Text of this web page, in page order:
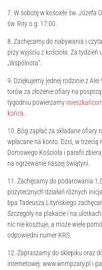
7. W sobotę w kościele św. Józefa
św. Rity o g. 17:00.
8. Zachęcamy do nabywania i
przy wyjściu z kościoła. Za
„Wspólnota”.
9. Dziękujemy jednej rodzinie z
torów za złożenie ofiary na
tygodniu powierzamy
końca.
10. Bóg zapłać za składane
wpłacane na konto. Dziś, w
Domowego Kościoła i parafii
na ogrzewanie naszej świątyni.
11. Zachęcamy do podarowania
pożytecznych działań różnych
bpa Tadeusza Lityńskiego
Szczegóły na plakacie i na
nic nie kosztuje, a może wiele
odpowiedni numer KRS.
12. Zapraszamy do sklepiku oraz
internetowej: www.wnmpzary.pl i